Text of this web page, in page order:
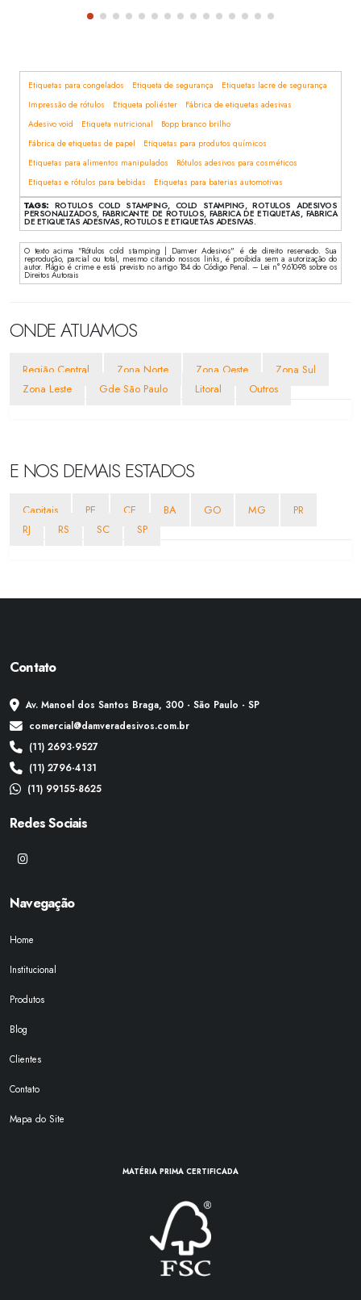
Etiquetas para congelados Etiqueta de segurança
Etiquetas lacre de segurança
Impressão de rótulos
Etiqueta poliéster
Fábrica de etiquetas adesivas
Adesivo void
Etiqueta nutricional
Bopp branco brilho
Fábrica de etiquetas de papel
Etiquetas para produtos químicos
Etiquetas para alimentos manipulados
Rótulos adesivos para cosméticos
Etiquetas e rótulos para bebidas
Etiquetas para baterias automotivas
TAGS: ROTULOS COLD STAMPING, COLD STAMPING, ROTULOS ADESIVOS
PERSONALIZADOS, FABRICANTE DE ROTULOS, FABRICA DE ETIQUETAS, FABRICA
DE ETIQUETAS ADESIVAS, ROTULOS E ETIQUETAS ADESIVAS.
O texto acima "Rótulos cold stamping | Damver Adesivos" é de direito reservado. Sua
reprodução, parcial ou total, mesmo citando nossos links, é proibida sem a autorização do
autor. Plágio é crime e está previsto no artigo 184 do Código Penal. – Lei n° 9.610-98 sobre os
Direitos Autorais
ONDE ATUAMOS
Região Central Zona Norte Zona Oeste
Zona Sul
Zona Leste
Gde São Paulo Litoral Outros
E NOS DEMAIS ESTADOS
Capitais PE CE BA GO MG
PR
RJ
RS SC SP
Contato
Av. Manoel dos Santos Braga, 300 - São Paulo - SP
comercial@damveradesivos.com.br
(11) 2693-9527
(11) 2796-4131
(11) 99155-8625
Redes Sociais
Navegação
Home
Institucional
Produtos
Blog
Clientes
Contato
Mapa do Site
MATÉRIA PRIMA CERTIFICADA